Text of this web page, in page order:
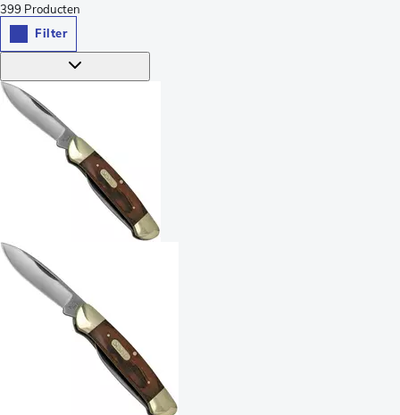
399 Producten
Filter